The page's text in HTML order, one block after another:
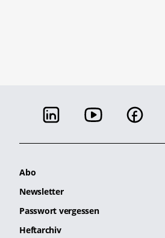
Abo
Newsletter
Passwort vergessen
Heftarchiv